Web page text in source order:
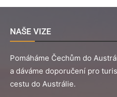
NAŠE VIZE
Pomáháme Čechům do
a dáváme doporučení pro
cestu do Austrálie.